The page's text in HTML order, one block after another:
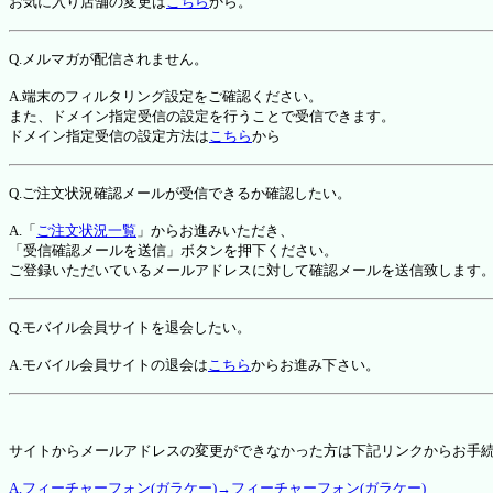
Q.メルマガが配信されません。
A.端末のフィルタリング設定をご確認ください。
また、ドメイン指定受信の設定を行うことで受信できます。
ドメイン指定受信の設定方法はこちらから
Q.ご注文状況確認メールが受信できるか確認したい。
A.「 ご注文状況一覧 」からお進みいただき、
「受信確認メールを送信」ボタンを押下ください。
ご登録いただいているメールアドレスに対して確認メールを送信致します。
Q.モバイル会員サイトを退会したい。
A.モバイル会員サイトの退会はこちらからお進み下さい。
サイトからメールアドレスの変更ができなかった方は下記リンクからお手
A.フィーチャーフォン(ガラケー)→フィーチャーフォン(ガラケー)